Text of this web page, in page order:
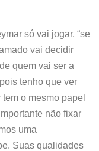
só vai jogar, “se
vai decidir
quem vai ser a
tenho que ver
o mesmo papel
não fixar
uma
Suas qualidades